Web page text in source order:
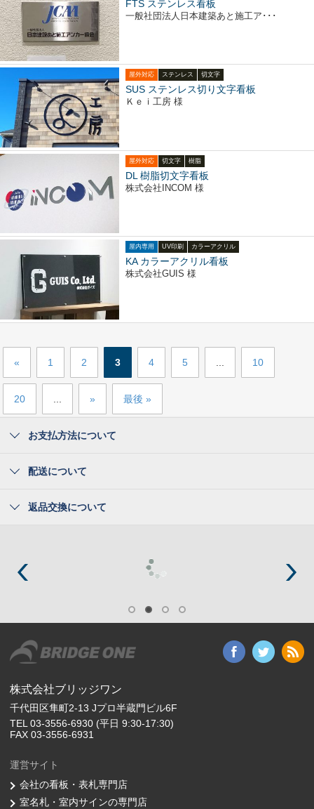
FTS ステンレス看板
一般社団法人日本建築あと施工ア･･･
屋外対応 ステンレス 切文字
SUS ステンレス切り文字看板
Ｋｅｉ工房 様
屋外対応 切文字 樹脂
DL 樹脂切文字看板
株式会社INCOM 様
屋内専用 UV印刷 カラーアクリル
KA カラーアクリル看板
株式会社GUIS 様
« 1 2 3 4 5 10
20 » 最後 »
お支払方法について
配送について
返品交換について
株式会社ブリッジワン
千代田区隼町2-13 Jプロ半蔵門ビル6F
TEL 03-3556-6930 (平日 9:30-17:30)
FAX 03-3556-6931
運営サイト
会社の看板・表札専門店
室名札・室内サインの専門店